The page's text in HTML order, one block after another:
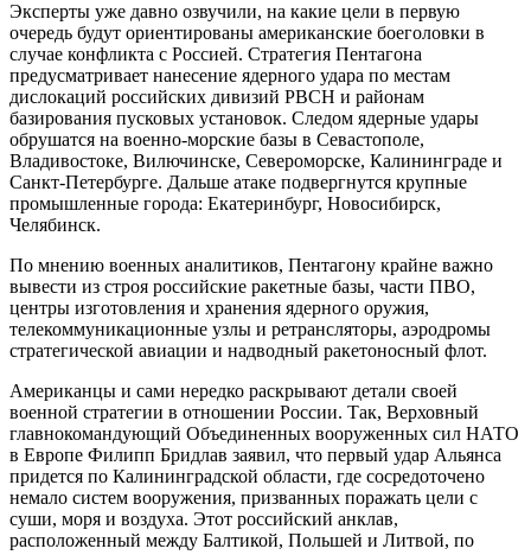
Эксперты уже давно озвучили, на какие цели в первую
очередь будут ориентированы американские боеголовки в
случае конфликта с Россией. Стратегия Пентагона
предусматривает нанесение ядерного удара по местам
дислокаций российских дивизий РВСН и районам
базирования пусковых установок. Следом ядерные удары
обрушатся на военно-морские базы в Севастополе,
Владивостоке, Вилючинске, Североморске, Калининграде и
Санкт-Петербурге. Дальше атаке подвергнутся крупные
промышленные города: Екатеринбург, Новосибирск,
Челябинск.
По мнению военных аналитиков, Пентагону крайне важно
вывести из строя российские ракетные базы, части ПВО,
центры изготовления и хранения ядерного оружия,
телекоммуникационные узлы и ретрансляторы, аэродромы
стратегической авиации и надводный ракетоносный флот.
Американцы и сами нередко раскрывают детали своей
военной стратегии в отношении России. Так, Верховный
главнокомандующий Объединенных вооруженных сил НАТО
в Европе Филипп Бридлав заявил, что первый удар Альянса
придется по Калининградской области, где сосредоточено
немало систем вооружения, призванных поражать цели с
суши, моря и воздуха. Этот российский анклав,
расположенный между Балтикой, Польшей и Литвой, по